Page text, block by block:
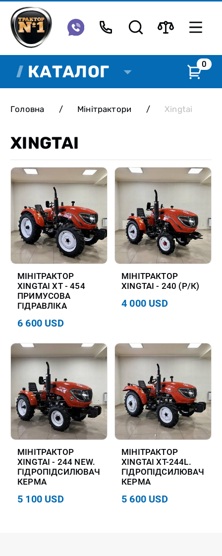
КАТАЛОГ 0
XINGTAI
Головна / Мінітрактори / Xingtai
МІНІТРАКТОР
XINGTAI XT - 454
ПРИМУСОВА
ГІДРАВЛІКА
6 600 USD
МІНІТРАКТОР
XINGTAI - 240 (Р/К)
4 000 USD
МІНІТРАКТОР
XINGTAI - 244 NEW.
ГІДРОПІДСИЛЮВАЧ
КЕРМА
5 100 USD
МІНІТРАКТОР
XINGTAI XT-244L.
ГІДРОПІДСИЛЮВАЧ
КЕРМА
5 600 USD